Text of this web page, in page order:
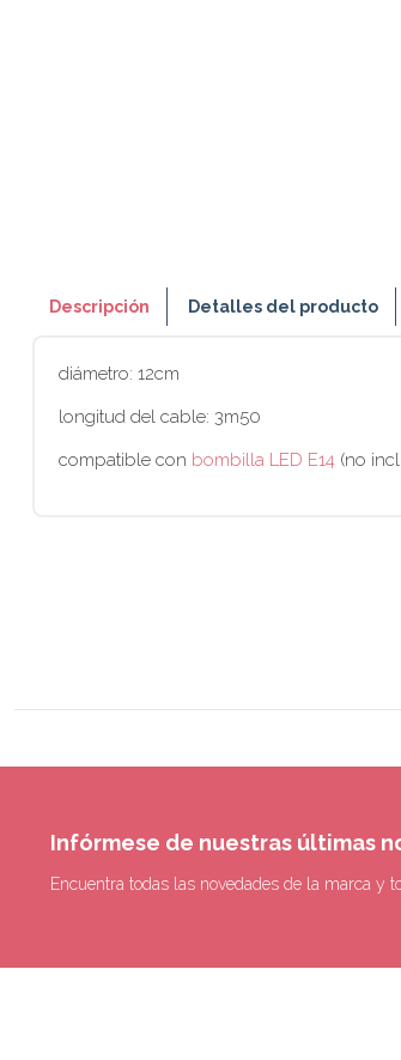
Descripción Detalles del producto
diámetro: 12cm
longitud del cable: 3m50
compatible con bombilla LED E14 (no
Infórmese de nuestras últimas
Encuentra todas las novedades de la marca y